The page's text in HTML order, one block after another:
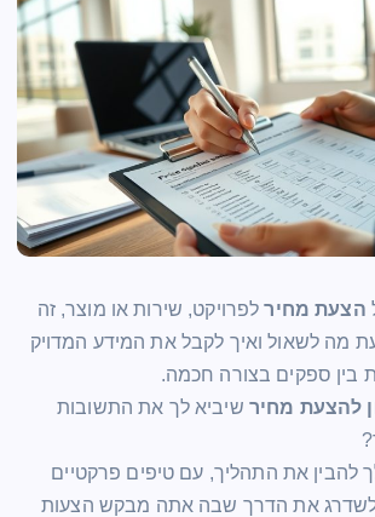
הצעת מחירלפרויקט, שירות או מוצר, זה
מה לשאול ואיך לקבל את המידע המדויק
בין ספקים בצורה חכמה.
להצעת מחיר שיביא לך את התשובות
להבין את התהליך, עם טיפים פרקטיים
לשדרג את הדרך שבה אתה מבקש הצעות